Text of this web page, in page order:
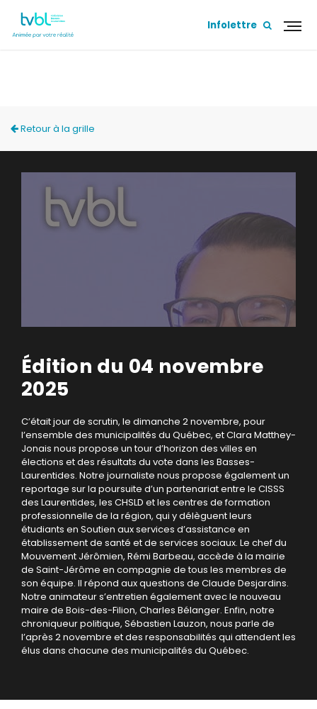
Infolettre
Retour à la grille
Édition du 04 novembre
2025
C’était jour de scrutin, le dimanche 2 novembre, pour
l’ensemble des municipalités du Québec, et Clara Matthey-
Jonais nous propose un tour d’horizon des villes en
élections et des résultats du vote dans les Basses-
Laurentides. Notre journaliste nous propose également un
reportage sur la poursuite d’un partenariat entre le CISSS
des Laurentides, les CHSLD et les centres de formation
professionnelle de la région, qui y délèguent leurs
étudiants en Soutien aux services d’assistance en
établissement de santé et de services sociaux. Le chef du
Mouvement Jérômien, Rémi Barbeau, accède à la mairie
de Saint-Jérôme en compagnie de tous les membres de
son équipe. Il répond aux questions de Claude Desjardins.
Notre animateur s’entretien également avec le nouveau
maire de Bois-des-Filion, Charles Bélanger. Enfin, notre
chroniqueur politique, Sébastien Lauzon, nous parle de
l’après 2 novembre et des responsabilités qui attendent les
élus dans chacune des municipalités du Québec.